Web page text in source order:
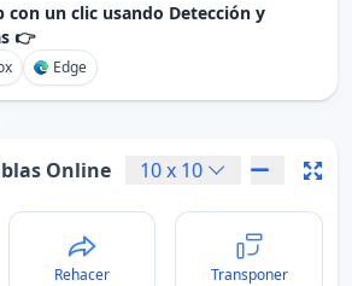
con un clic usando Detección y
👉
Edge
Online 10x 10
Rehacer Transponer